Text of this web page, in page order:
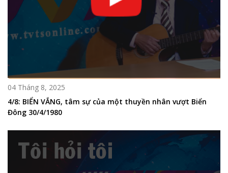
04 Tháng 8, 2025
4/8: BIỂN VẮNG, tâm sự của một thuyền nhân vượt Biển
Đông 30/4/1980